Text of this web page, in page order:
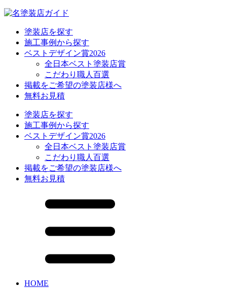
塗装店を探す
施工事例から探す
ベストデザイン賞2026
全日本ベスト塗装店賞
こだわり職人百選
掲載をご希望の塗装店様へ
無料お見積
塗装店を探す
施工事例から探す
ベストデザイン賞2026
全日本ベスト塗装店賞
こだわり職人百選
掲載をご希望の塗装店様へ
無料お見積
HOME